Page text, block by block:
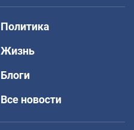
Политика
Жизнь
Блоги
Все новости